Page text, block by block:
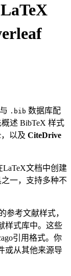
.bib 数据库配
述 BibTeX 样式
，以及 CiteDrive
文档中创建
一，支持多种不
参考文献样式，
样式库中。这些
引用格式。你
或从其他来源导